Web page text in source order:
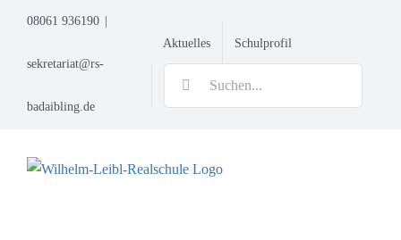
springen
08061 936190
sekretariat@rs-
badaibling.de
Aktuelles Schulprofil